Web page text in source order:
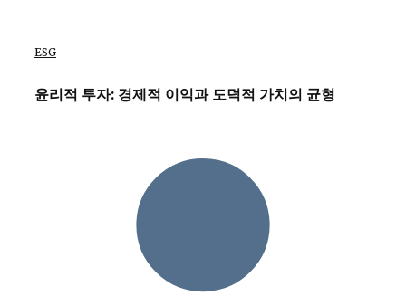
ESG
윤리적 투자: 경제적 이익과 도덕적 가치의 균형